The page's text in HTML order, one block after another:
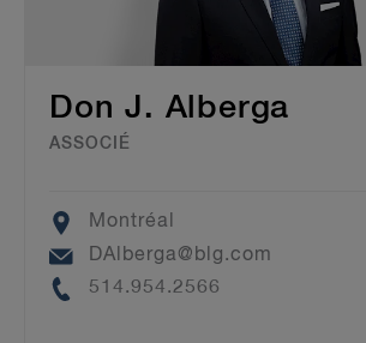
Don J. Alberga
ASSOCIÉ
Location
Montréal
EmailDAlberga@blg.com
Phone
514.954.2566